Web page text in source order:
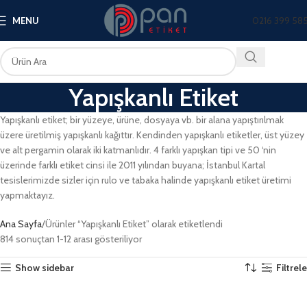
MENU 0216 399
Yapışkanlı Etiket
Yapışkanlı etiket; bir yüzeye, ürüne, dosyaya vb. bir alana yapıştırılmak
üzere üretilmiş yapışkanlı kağıttır. Kendinden yapışkanlı etiketler, üst yüzey
ve alt pergamin olarak iki katmanlıdır. 4 farklı yapışkan tipi ve 50 ‘nin
üzerinde farklı etiket cinsi ile 2011 yılından buyana; İstanbul Kartal
tesislerimizde sizler için rulo ve tabaka halinde yapışkanlı etiket üretimi
yapmaktayız.
Ana Sayfa Ürünler “Yapışkanlı Etiket” olarak etiketlendi
814 sonuçtan 1-12 arası gösteriliyor
Show sidebar Filtrele